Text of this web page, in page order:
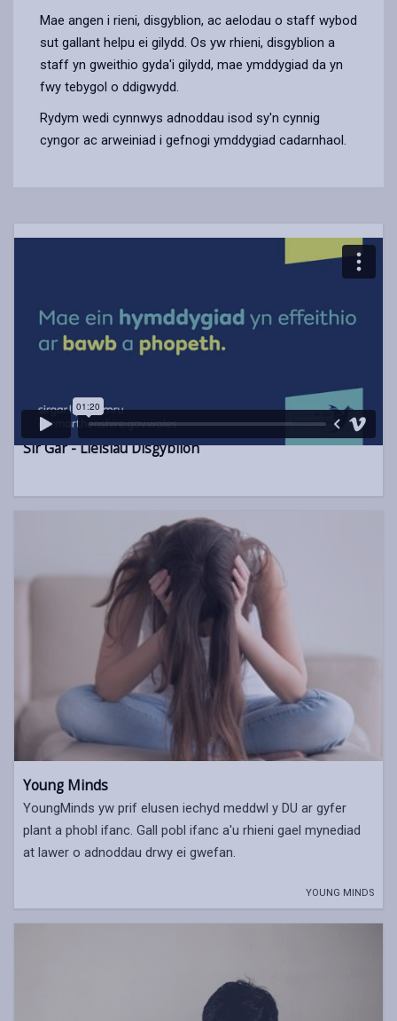
Mae angen i rieni, disgyblion, ac aelodau o staff wybod
sut gallant helpu ei gilydd. Os yw rhieni, disgyblion a
staff yn gweithio gyda'i gilydd, mae ymddygiad da yn
fwy tebygol o ddigwydd.
Rydym wedi cynnwys adnoddau isod sy'n cynnig
cyngor ac arweiniad i gefnogi ymddygiad cadarnhaol.
Sir Gâr - Lleisiau Disgyblion
Young Minds
YoungMinds yw prif elusen iechyd meddwl y DU ar gyfer
plant a phobl ifanc. Gall pobl ifanc a'u rhieni gael mynediad
at lawer o adnoddau drwy ei gwefan.
YOUNG MINDS